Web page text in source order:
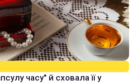
часу" й сховала її у